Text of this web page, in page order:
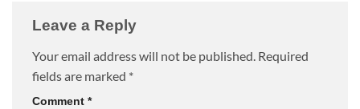
Leave a Reply
Your email address will not be published. Required
fields are marked *
Comment *